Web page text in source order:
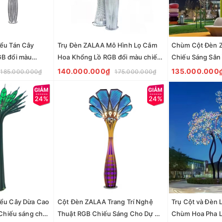
Tán Cây
đổi màu
tâm, công
185.000.000₫
Trụ Đèn ZALAA Mô Hình Lọ Cắm
Hoa Khổng Lồ RGB đổi màu chiếu
sáng khu trung tâm, công viên -
140.000.000₫ 175.000.000₫
Chùm Cột Đèn
Chiếu Sáng
đô thị mới,
viên..
24%
Cây Dừa Cao
sáng cho
24%
Cột Đèn ZALAA Trang Trí Nghệ
Thuật RGB Chiếu Sáng Cho Dự Án
Trụ Cột và Đèn
Chùm Hoa Pha